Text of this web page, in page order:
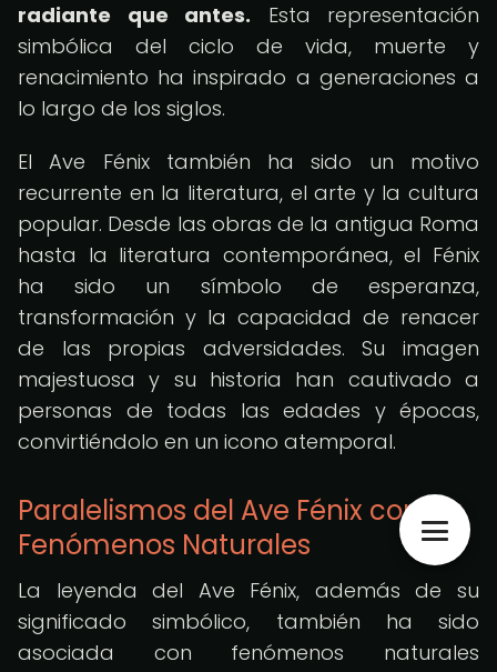
radiante que antes. Esta representación
simbólica del ciclo de vida, muerte y
renacimiento ha inspirado a generaciones a
lo largo de los siglos.
El Ave Fénix también ha sido un motivo
recurrente en la literatura, el arte y la cultura
popular. Desde las obras de la antigua Roma
hasta la literatura contemporánea, el Fénix
ha sido un símbolo de esperanza,
transformación y la capacidad de renacer
de las propias adversidades. Su imagen
majestuosa y su historia han cautivado a
personas de todas las edades y épocas,
convirtiéndolo en un icono atemporal.
Paralelismos del Ave Fénix con
Fenómenos Naturales
La leyenda del Ave Fénix, además de su
significado simbólico, también ha sido
asociada con fenómenos naturales